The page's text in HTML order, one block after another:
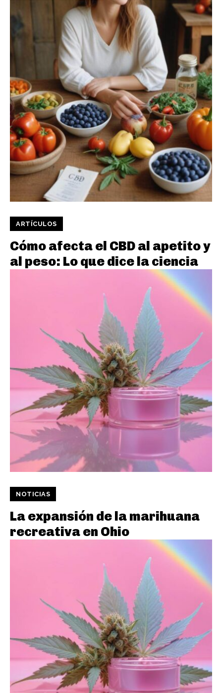
ARTÍCULOS
Cómo afecta el CBD al apetito y
al peso: Lo que dice la ciencia
NOTICIAS
La expansión de la marihuana
recreativa en Ohio